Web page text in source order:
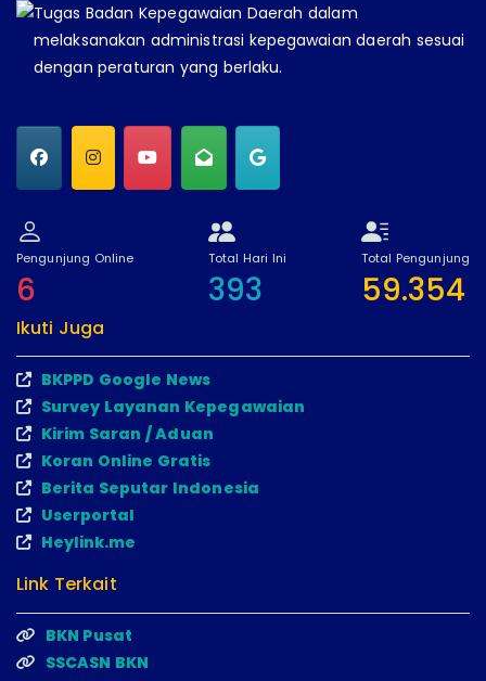
Tugas Badan Kepegawaian Daerah dalam
melaksanakan administrasi kepegawaian daerah sesuai
dengan peraturan yang berlaku.
Pengunjung Online
6
Total Hari Ini
393
Total Pengunjung
59.354
Ikuti Juga
BKPPD Google News
Survey Layanan Kepegawaian
Kirim Saran / Aduan
Koran Online Gratis
Berita Seputar Indonesia
Userportal
Heylink.me
Link Terkait
BKN Pusat
SSCASN BKN